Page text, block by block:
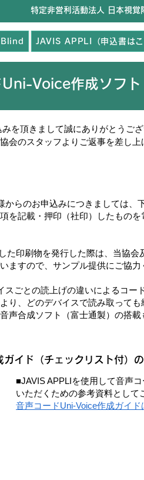
特定非営利活動法人 日本視覚
JAVIS APPLI（申込書はこ
Voice作成ソフト
を頂きまして誠にありがとうご
会のスタッフよりご返事を差し
からのお申込みにつきましては
を記載・押印（社印）したもの
た印刷物を発行した際は、当協
ますので、サンプル提供にご協
スごとの読上げの違いによるコ
り、どのデバイスで読み取って
声合成ソフト（富士通製）の搭載
イド（チェックリスト付）
■JAVIS APPLIを使用して音声
いただくための参考資料として
音声コードUni-Voice作成ガイ